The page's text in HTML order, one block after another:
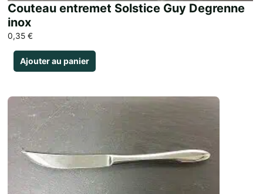
Couteau entremet Solstice Guy Degrenne
inox
0,35 €
Ajouter au panier